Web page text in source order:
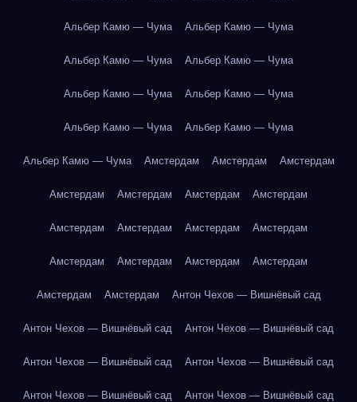
Альбер Камю — Чума Альбер Камю — Чума
Альбер Камю — Чума Альбер Камю — Чума
Альбер Камю — Чума Альбер Камю — Чума
Альбер Камю — Чума Альбер Камю — Чума
Альбер Камю — Чума Амстердам Амстердам Амстердам
Амстердам Амстердам Амстердам Амстердам
Амстердам Амстердам Амстердам Амстердам
Амстердам Амстердам Амстердам Амстердам
Амстердам Амстердам Антон Чехов — Вишнёвый сад
Антон Чехов — Вишнёвый сад Антон Чехов — Вишнёвый сад
Антон Чехов — Вишнёвый сад Антон Чехов — Вишнёвый сад
Антон Чехов — Вишнёвый сад Антон Чехов — Вишнёвый сад